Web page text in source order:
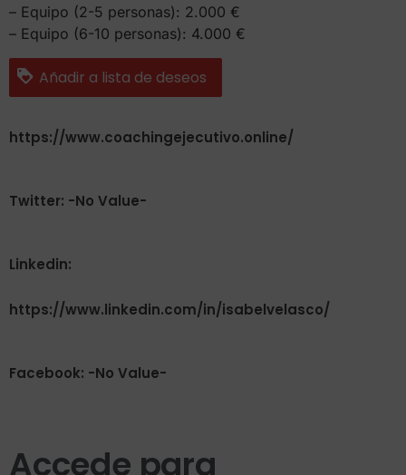
– Equipo (2-5 personas): 2.000 €
– Equipo (6-10 personas): 4.000 €
Añadir a lista de deseos
https://www.coachingejecutivo.online/
Twitter: -No Value-
Linkedin:
https://www.linkedin.com/in/isabelvelasco/
Facebook: -No Value-
Accede para